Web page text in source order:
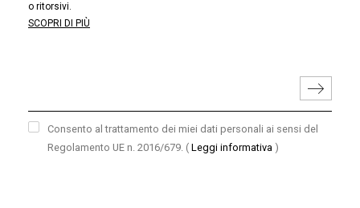
o ritorsivi.
SCOPRI DI PIÙ
Consento al trattamento dei miei dati personali ai sensi del
Regolamento UE n. 2016/679. ( Leggi informativa )